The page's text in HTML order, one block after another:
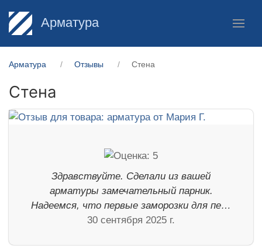
Арматура
Арматура Отзывы Стена
Стена
Здравствуйте. Сделали из вашей
арматуры замечательный парник.
Надеемся, что первые заморозки для пе…
30 сентября 2025 г.